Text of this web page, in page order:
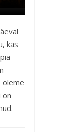
kas
oleme
on